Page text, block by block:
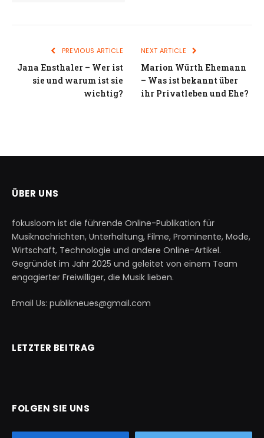
PREVIOUS ARTICLE
Jana Ensthaler – Wer ist
sie und warum ist sie
wichtig?
NEXT ARTICLE
Marion Würth Ehemann
– Was ist bekannt über
ihr Privatleben und Ehe?
ÜBER UNS
fokusloom ist die führende Online-Publikation für
Musiknachrichten, Unterhaltung, Filme, Prominente, Mode,
Wirtschaft, Technologie und andere Online-Artikel.
Gegründet im Jahr 2025 und geleitet von einem Team
engagierter Freiwilliger, die Musik lieben.
Email Us: publikneues@gmail.com
LETZTER BEITRAG
FOLGEN SIE UNS